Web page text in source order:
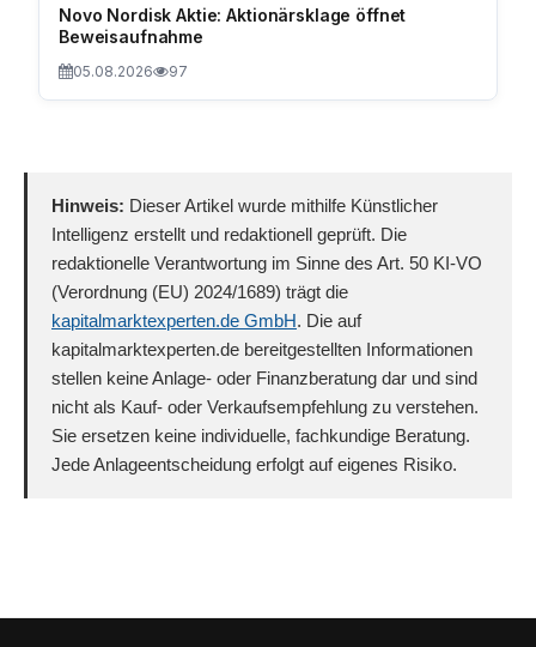
Novo Nordisk Aktie: Aktionärsklage öffnet
Beweisaufnahme
05.08.2026 97
Hinweis: Dieser Artikel wurde mithilfe Künstlicher
Intelligenz erstellt und redaktionell geprüft. Die
redaktionelle Verantwortung im Sinne des Art. 50 KI-VO
(Verordnung (EU) 2024/1689) trägt die
kapitalmarktexperten.de GmbH. Die auf
kapitalmarktexperten.de bereitgestellten Informationen
stellen keine Anlage- oder Finanzberatung dar und sind
nicht als Kauf- oder Verkaufsempfehlung zu verstehen.
Sie ersetzen keine individuelle, fachkundige Beratung.
Jede Anlageentscheidung erfolgt auf eigenes Risiko.